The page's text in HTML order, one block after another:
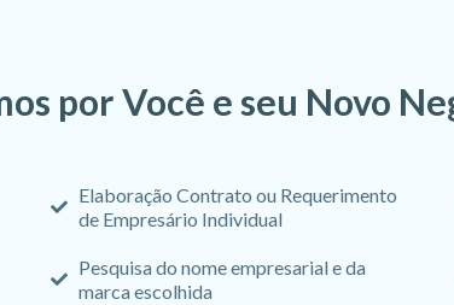
por Você e seu Novo
Elaboração Contrato ou Requerimento
de Empresário Individual
Pesquisa do nome empresarial e da
marca escolhida